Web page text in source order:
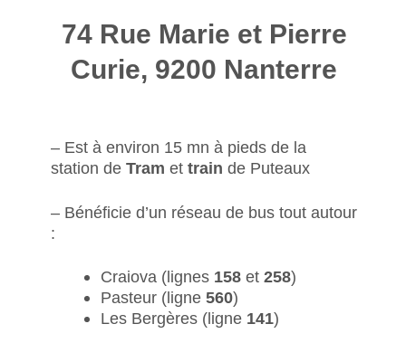
74 Rue Marie et Pierre
Curie, 9200 Nanterre
– Est à environ 15 mn à pieds de la
station de Tram et train de Puteaux
– Bénéficie d’un réseau de bus tout autour
:
Craiova (lignes 158et 258)
Pasteur (ligne 560)
Les Bergères (ligne 141)